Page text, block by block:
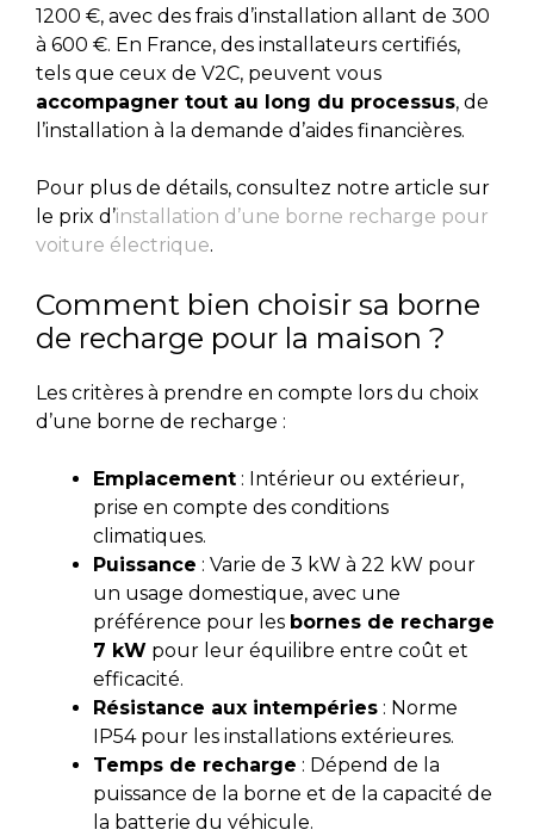
1200 €, avec des frais d’installation allant de 300
à 600 €. En France, des installateurs certifiés,
tels que ceux de V2C, peuvent vous
accompagner tout au long du processus, de
l’installation à la demande d’aides financières.
Pour plus de détails, consultez notre article sur
le prix d’installation d’une borne recharge pour
voiture électrique.
Comment bien choisir sa borne
de recharge pour la maison ?
Les critères à prendre en compte lors du choix
d’une borne de recharge :
Emplacement : Intérieur ou extérieur,
prise en compte des conditions
climatiques.
Puissance : Varie de 3 kW à 22 kW pour
un usage domestique, avec une
préférence pour les bornes de recharge
7 kW pour leur équilibre entre coût et
efficacité.
Résistance aux intempéries : Norme
IP54 pour les installations extérieures.
Temps de recharge : Dépend de la
puissance de la borne et de la capacité de
la batterie du véhicule.